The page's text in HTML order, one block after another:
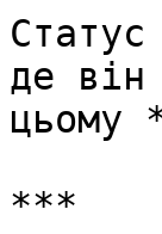
де він
цьому
***